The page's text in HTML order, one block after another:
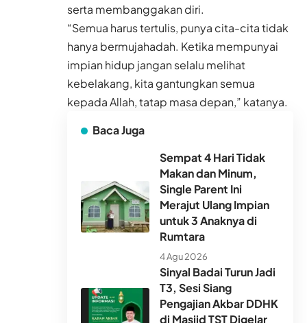
serta membanggakan diri.
“Semua harus tertulis, punya cita-cita tidak
hanya bermujahadah. Ketika mempunyai
impian hidup jangan selalu melihat
kebelakang, kita gantungkan semua
kepada Allah, tatap masa depan,” katanya.
Baca Juga
Sempat 4 Hari Tidak
Makan dan Minum,
Single Parent Ini
Merajut Ulang Impian
untuk 3 Anaknya di
Rumtara
4 Agu 2026
Sinyal Badai Turun Jadi
T3, Sesi Siang
Pengajian Akbar DDHK
di Masjid TST Digelar